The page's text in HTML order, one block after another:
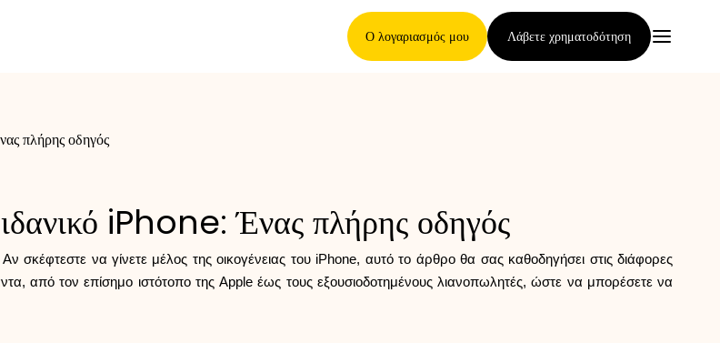
Ο λογαριασμός μου Λάβετε χρηματοδότηση
Όροι ανάθεσης απαιτήσεων
πλήρης οδηγός
iPhone: Ένας πλήρης οδηγός
σκέφτεστε να γίνετε μέλος της οικογένειας του iPhone, αυτό το άρθρο θα σας καθοδηγήσει στις διάφορες
από τον επίσημο ιστότοπο της Apple έως τους εξουσιοδοτημένους λιανοπωλητές, ώστε να μπορέσετε να